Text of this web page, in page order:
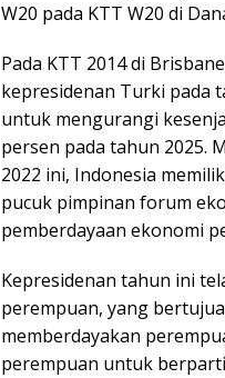
W20 pada KTT W20 di
Pada KTT 2014 di
kepresidenan Turki pada
untuk mengurangi
persen pada tahun 2025.
2022 ini, Indonesia
pucuk pimpinan forum
pemberdayaan ekonomi
Kepresidenan tahun ini
perempuan, yang
memberdayakan
perempuan untuk